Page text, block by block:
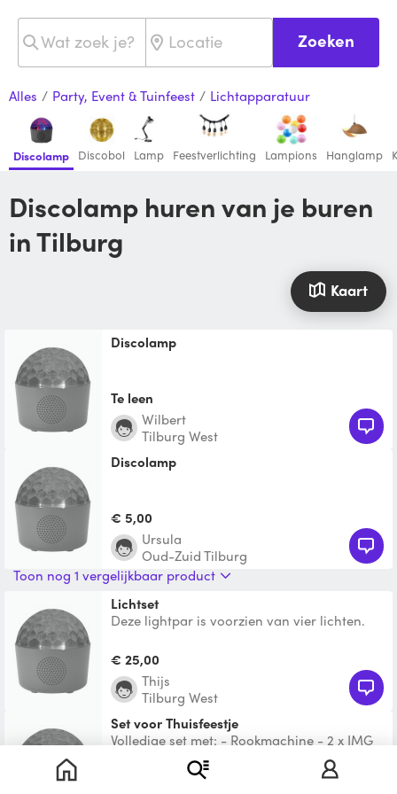
Zoeken
Alles / Party, Event & Tuinfeest / Lichtapparatuur
Discolamp Discobol Lamp Feestverlichting Lampions Hanglamp
Discolamp huren van je buren
in Tilburg
Kaart
Discolamp
Te leen
Wilbert
Tilburg West
discolamp
€ 5,00
Ursula
Oud-Zuid Tilburg
Toon nog 1 vergelijkbaar product
Lichtset
Deze lightpar is voorzien van vier lichten.
voetpedaal, via ee
€ 25,00
Thijs
Tilburg West
Set voor Thuisfeestje
Volledige set met: - Rookmachine - 2 x IMG
Speakers 700W - Ophangstatief - 2 x
lichtbollen - 1 x Las